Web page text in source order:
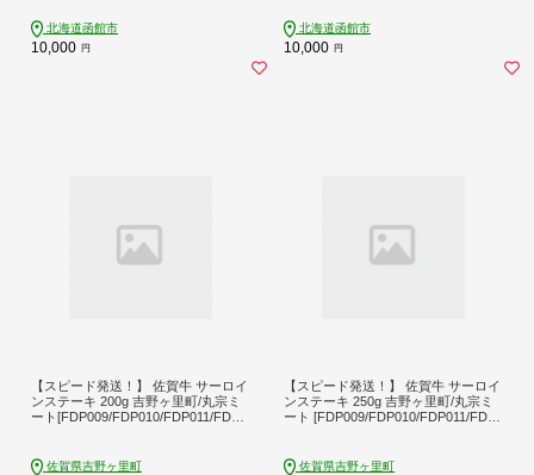
北海道函館市
10,000 円
北海道函館市
10,000 円
【スピード発送！】 佐賀牛 サーロイ
ンステーキ 200g 吉野ヶ里町/丸宗ミ
ート[FDP009/FDP010/FDP011/FDP0
佐賀県吉野ヶ里町
【スピード発送！】 佐賀牛 サーロイ
ンステーキ 250g 吉野ヶ里町/丸宗ミ
ート [FDP009/FDP010/FDP011/FDP0
佐賀県吉野ヶ里町